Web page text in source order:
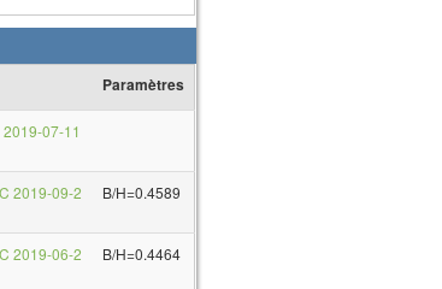
Paramètres
2019-07-11
2019-09-2
B/H=0.4589
2019-06-2
B/H=0.4464